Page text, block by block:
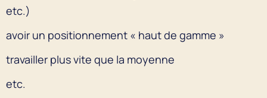
etc.)
avoir un positionnement « haut de gamme »
travailler plus vite que la moyenne
etc.